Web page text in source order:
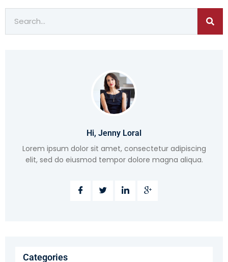
Hi, Jenny Loral
Lorem ipsum dolor sit amet, consectetur adipiscing
elit, sed do eiusmod tempor dolore magna aliqua.
Categories